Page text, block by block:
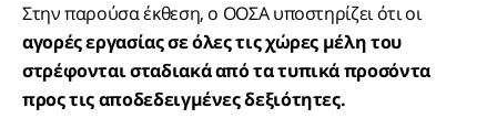
Στην παρούσα έκθεση, ο ΟΟΣΑ υποστηρίζει ότι οι
αγορές εργασίας σε όλες τις χώρες μέλη του
στρέφονται σταδιακά από τα τυπικά προσόντα
προς τις αποδεδειγμένες δεξιότητες.